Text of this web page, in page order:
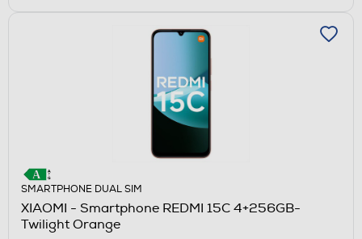
SMARTPHONE DUAL SIM
XIAOMI - Smartphone REDMI 15C 4+256GB-
Twilight Orange